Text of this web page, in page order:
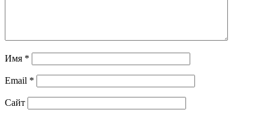
Имя *
Email *
Сайт